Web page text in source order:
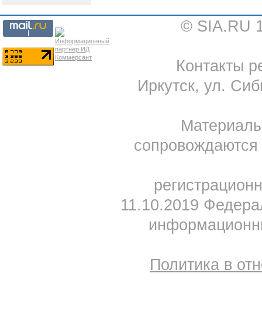
© SIA.RU
Контакты
Иркутск, ул.
11.10.2019
Политика в